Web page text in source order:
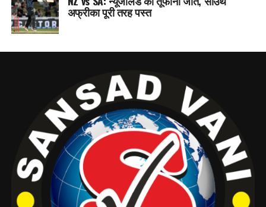
अफ्रीका पूरी तरह पस्त